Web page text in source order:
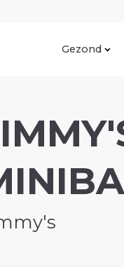
Gezond